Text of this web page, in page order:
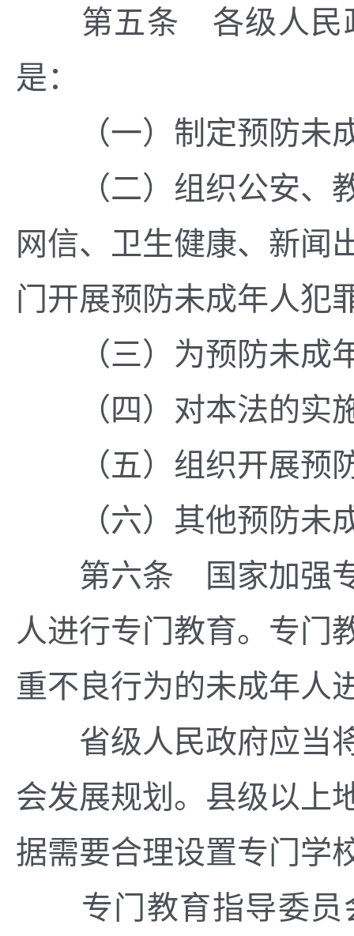
第五条 各级人民政
是：
（一）制定预防未
（二）组织公安、教
网信、卫生健康、新闻
门开展预防未成年人犯
（三）为预防未成年
（四）对本法的实施
（五）组织开展预防
（六）其他预防未
第六条 国家加强专
人进行专门教育。专门
重不良行为的未成年人
省级人民政府应当将
会发展规划。县级以上
据需要合理设置专门学
专门教育指导委员